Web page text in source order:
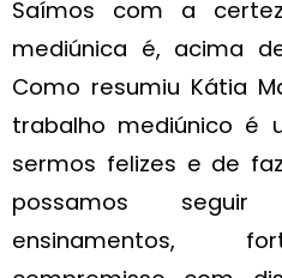
Saímos com a
mediúnica é, acima
Como resumiu Kátia
trabalho mediúnico é
sermos felizes e de
possamos seguir
ensinamentos,